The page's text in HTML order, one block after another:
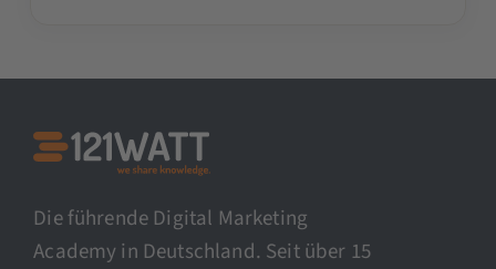
Die führende Digital Marketing
Academy in Deutschland. Seit über 15